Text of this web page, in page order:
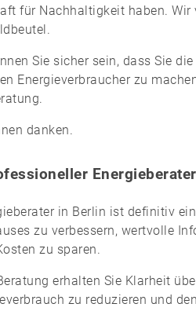
für Nachhaltigkeit haben.
Sie sicher sein, dass Sie
Energieverbraucher zu
danken.
in Berlin ist definitiv
zu verbessern, wertvolle
zu sparen.
erhalten Sie Klarheit
zu reduzieren und